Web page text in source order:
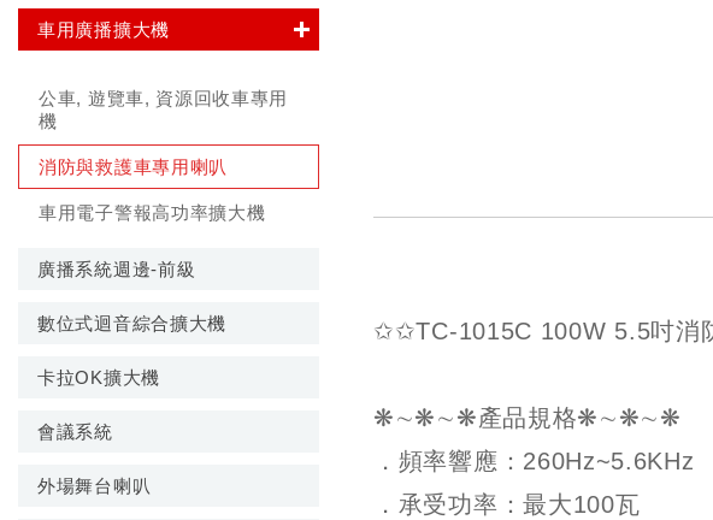
車用廣播擴大機
公車, 遊覽車, 資源回收車專用
機
消防與救護車專用喇叭
車用電子警報高功率擴大機
廣播系統週邊-前級
數位式迴音綜合擴大機
卡拉OK擴大機
會議系統
外場舞台喇叭
✩✩TC-1015C 100W 5.5吋消
❋∼❋∼❋產品規格❋∼❋∼❋
．頻率響應：260Hz~5.6KHz
．承受功率 ：最大100瓦